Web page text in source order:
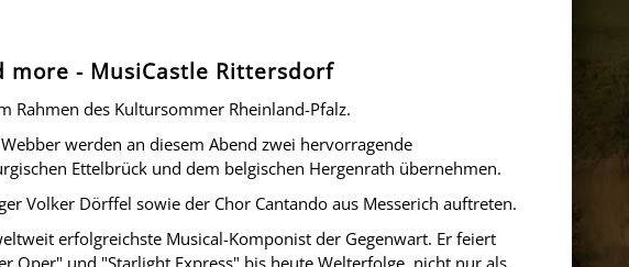
more - MusiCastle Rittersdorf
Rahmen des Kultursommer Rheinland-Pfalz.
werden an diesem Abend zwei hervorragende
Ettelbrück und dem belgischen Hergenrath übernehmen.
Volker Dörffel sowie der Chor Cantando aus Messerich auftreten.
erfolgreichste Musical-Komponist der Gegenwart. Er feiert